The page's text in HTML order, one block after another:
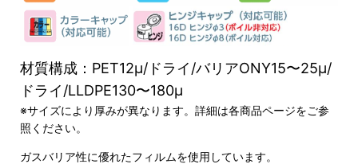
材質構成：PET12μ/ドライ/バリアONY15〜25μ/
ドライ/LLDPE130〜180μ
※サイズにより厚みが異なります。詳細は各商品ページをご参
照ください。
ガスバリア性に優れたフィルムを使用しています。